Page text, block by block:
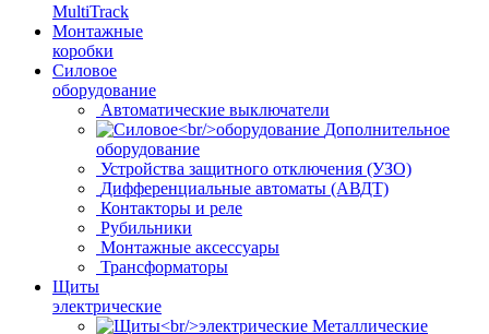
MultiTrack
Монтажные
коробки
Силовое
оборудование
Автоматические выключатели
Дополнительное
оборудование
Устройства защитного отключения (УЗО)
Дифференциальные автоматы (АВДТ)
Контакторы и реле
Рубильники
Монтажные аксессуары
Трансформаторы
Щиты
электрические
Металлические